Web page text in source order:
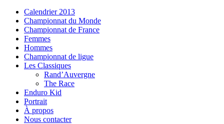
Calendrier 2013
Championnat du Monde
Championnat de France
Femmes
Hommes
Championnat de ligue
Les Classiques
Rand’Auvergne
The Race
Enduro Kid
Portrait
À propos
Nous contacter